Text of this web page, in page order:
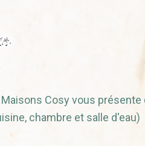
Cosy vous
chambre et salle d'eau)